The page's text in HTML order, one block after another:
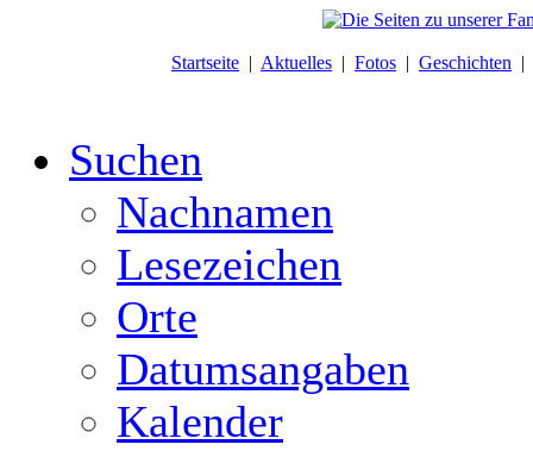
Startseite | Aktuelles | Fotos | Geschichten |
Suchen
Nachnamen
Lesezeichen
Orte
Datumsangaben
Kalender